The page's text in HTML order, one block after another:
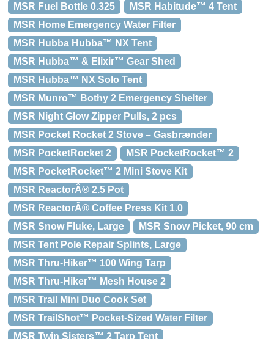
MSR Fuel Bottle 0.325
MSR Habitude™ 4 Tent
MSR Home Emergency Water Filter
MSR Hubba Hubba™ NX Tent
MSR Hubba™ & Elixir™ Gear Shed
MSR Hubba™ NX Solo Tent
MSR Munro™ Bothy 2 Emergency Shelter
MSR Night Glow Zipper Pulls, 2 pcs
MSR Pocket Rocket 2 Stove – Gasbrænder
MSR PocketRocket 2
MSR PocketRocket™ 2
MSR PocketRocket™ 2 Mini Stove Kit
MSR ReactorÂ® 2.5 Pot
MSR ReactorÂ® Coffee Press Kit 1.0
MSR Snow Fluke, Large
MSR Snow Picket, 90 cm
MSR Tent Pole Repair Splints, Large
MSR Thru-Hiker™ 100 Wing Tarp
MSR Thru-Hiker™ Mesh House 2
MSR Trail Mini Duo Cook Set
MSR TrailShot™ Pocket-Sized Water Filter
MSR Twin Sisters™ 2 Tarp Tent